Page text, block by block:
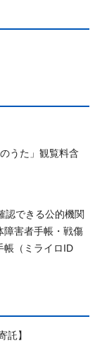
うた」観覧料含
認できる公的機関
障害者手帳・戦傷
帳（ミライロID
託】